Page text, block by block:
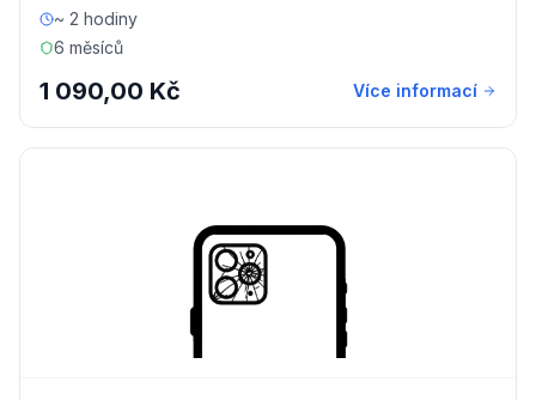
~ 2 hodiny
6 měsíců
1 090,00 Kč Více informací